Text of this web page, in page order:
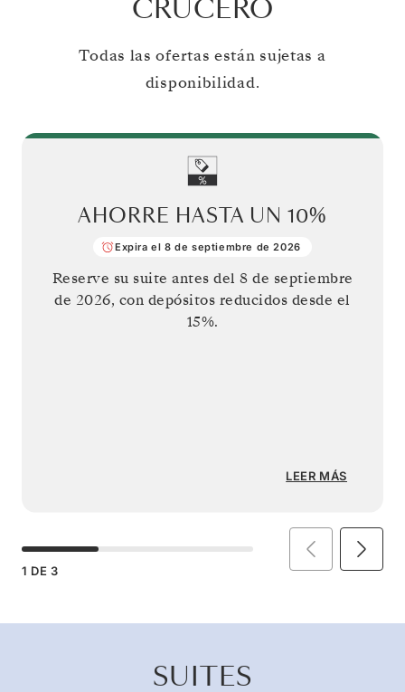
CRUCERO
Todas las ofertas están sujetas a
disponibilidad.
AHORRE HASTA UN 10%
Expira el 8 de septiembre de 2026
Reserve su suite antes del 8 de septiembre
de 2026, con depósitos reducidos desde el
15%.
LEER MÁS
1 DE 3
SUITES